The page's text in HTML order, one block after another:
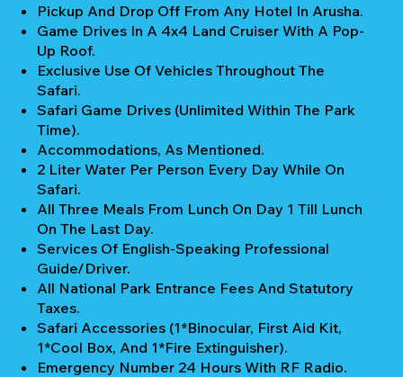
Pickup And Drop Off From Any Hotel In Arusha.
Game Drives In A 4x4 Land Cruiser With A Pop-
Up Roof.
Exclusive Use Of Vehicles Throughout The
Safari.
Safari Game Drives (unlimited Within The Park
Time).
Accommodations, As Mentioned.
2 Liter Water Per Person Every Day While On
Safari.
All Three Meals From Lunch On Day 1 Till Lunch
On The Last Day.
Services Of English-Speaking Professional
Guide/Driver.
All National Park Entrance Fees And Statutory
Taxes.
Safari Accessories (1*Binocular, First Aid Kit,
1*Cool Box, And 1*Fire Extinguisher).
Emergency Number 24 Hours With RF Radio.